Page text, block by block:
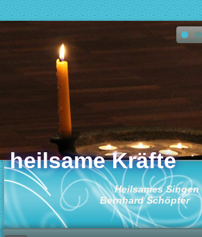
Heilsames Singen
Bernhard
heilsame Kräfte